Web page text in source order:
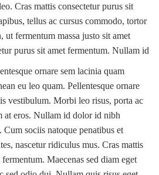
Cras mattis consectetur purus sit
tellus ac cursus commodo, tortor
ut fermentum massa justo sit amet
purus sit amet fermentum. Nullam id
ornare sem lacinia quam
eu leo quam. Pellentesque ornare
vestibulum. Morbi leo risus, porta ac
at eros. Nullam id dolor id nibh
sociis natoque penatibus et
nascetur ridiculus mus. Cras mattis
Maecenas sed diam eget